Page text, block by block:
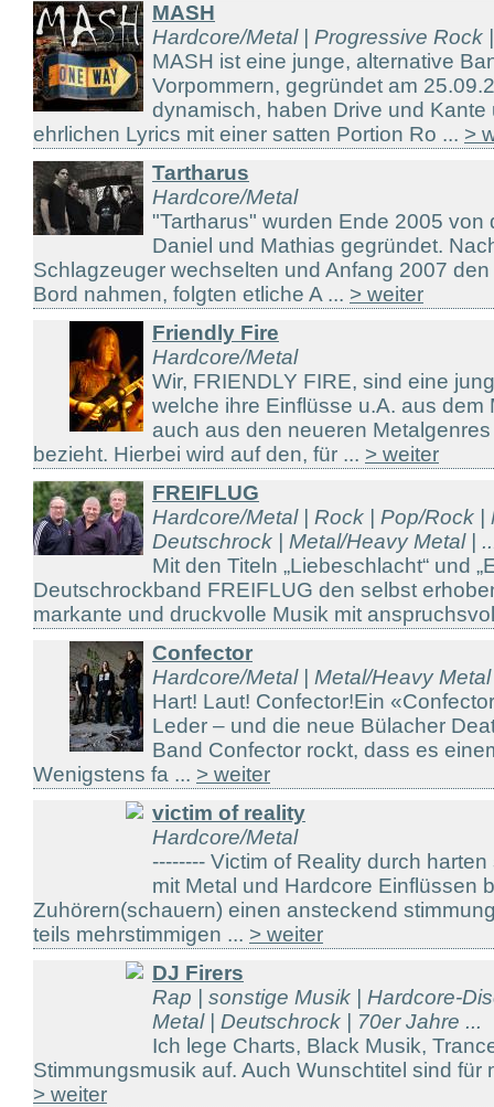
MASH
Hardcore/Metal | Progressive Rock
MASH ist eine junge, alternative
Vorpommern, gegründet am
dynamisch, haben Drive und
ehrlichen Lyrics mit einer satten Portion Ro ... >
Tartharus
Hardcore/Metal
"Tartharus" wurden Ende 2005 von
Daniel und Mathias gegründet.
Schlagzeuger wechselten und Anfang 2007
Bord nahmen, folgten etliche A ... > weiter
Friendly Fire
Hardcore/Metal
Wir, FRIENDLY FIRE, sind eine
welche ihre Einflüsse u.A. aus dem
auch aus den neueren
bezieht. Hierbei wird auf den, für ... > weiter
FREIFLUG
Hardcore/Metal | Rock | Pop/Rock
Deutschrock | Metal/Heavy Metal |
Mit den Titeln „Liebeschlacht“ und
Deutschrockband FREIFLUG den selbst
markante und druckvolle Musik mit
Confector
Hardcore/Metal | Metal/Heavy Metal
Hart! Laut! Confector!Ein
Leder – und die neue Bülacher
Band Confector rockt, dass es
Wenigstens fa ... > weiter
victim of reality
Hardcore/Metal
-------- Victim of Reality durch
mit Metal und Hardcore Einflüssen
Zuhörern(schauern) einen ansteckend
teils mehrstimmigen ... > weiter
DJ Firers
Rap | sonstige Musik | Hardcore-
Metal | Deutschrock | 70er Jahre ...
Ich lege Charts, Black Musik,
Stimmungsmusik auf. Auch Wunschtitel sind für
> weiter